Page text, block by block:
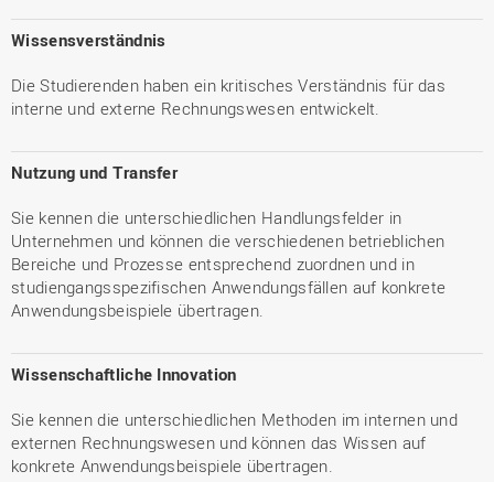
Wissensverständnis
Die Studierenden haben ein kritisches Verständnis für das
interne und externe Rechnungswesen entwickelt.
Nutzung und Transfer
Sie kennen die unterschiedlichen Handlungsfelder in
Unternehmen und können die verschiedenen betrieblichen
Bereiche und Prozesse entsprechend zuordnen und in
studiengangsspezifischen Anwendungsfällen auf konkrete
Anwendungsbeispiele übertragen.
Wissenschaftliche Innovation
Sie kennen die unterschiedlichen Methoden im internen und
externen Rechnungswesen und können das Wissen auf
konkrete Anwendungsbeispiele übertragen.